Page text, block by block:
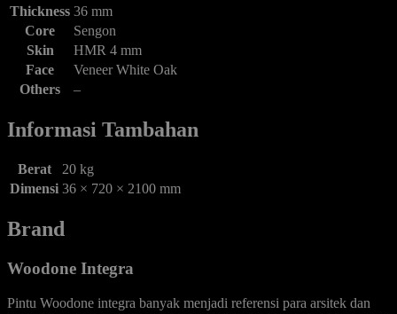
Thickness 36 mm
Core
Sengon
Skin
HMR 4 mm
Face
Veneer White Oak
Others
–
Informasi Tambahan
Berat
20 kg
Dimensi 36 × 720 × 2100 mm
Brand
Woodone Integra
Pintu Woodone integra banyak menjadi referensi para arsitek dan